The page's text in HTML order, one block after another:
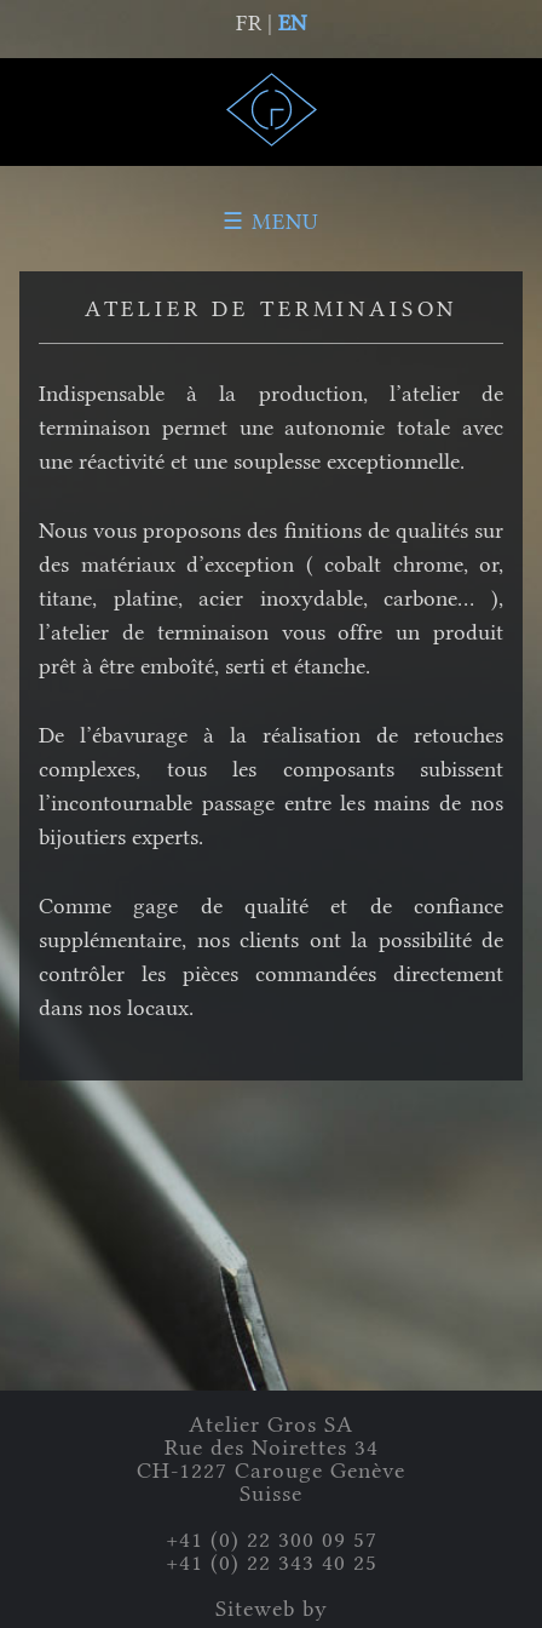
FR | EN
☰ MENU
ATELIER DE TERMINAISON
Indispensable à la production, l’atelier de
terminaison permet une autonomie totale avec
une réactivité et une souplesse exceptionnelle.
Nous vous proposons des finitions de qualités sur
des matériaux d’exception ( cobalt chrome, or,
titane, platine, acier inoxydable, carbone... ),
l’atelier de terminaison vous offre un produit
prêt à être emboîté, serti et étanche.
De l’ébavurage à la réalisation de retouches
complexes, tous les composants subissent
l’incontournable passage entre les mains de nos
bijoutiers experts.
Comme gage de qualité et de confiance
supplémentaire, nos clients ont la possibilité de
contrôler les pièces commandées directement
dans nos locaux.
Atelier Gros SA
Rue des Noirettes 34
CH-1227 Carouge Genève
Suisse
+41 (0) 22 300 09 57
+41 (0) 22 343 40 25
Siteweb by